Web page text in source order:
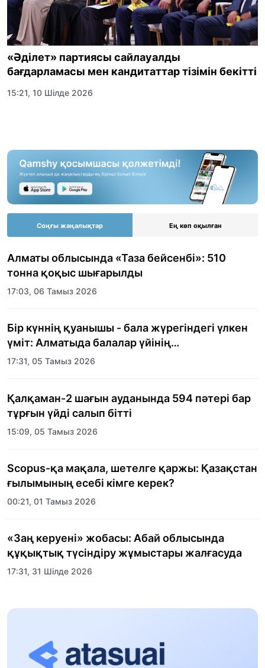
«Әділет» партиясы сайлауалды
бағдарламасы мен кандитаттар тізімін бекітті
15:21, 10 Шілде 2026
Соңғы жаңалықтар Ең көп оқылған
Алматы облысында «Таза бейсенбі»: 510
тонна қоқыс шығарылды
17:03, 06 Тамыз 2026
Бір күннің қуанышы - бала жүрегіндегі үлкен
үміт: Алматыда балалар үйінің
тәрбиеленушілеріне мерекелік күн
17:31, 05 Тамыз 2026
Қалқаман-2 шағын ауданында 594 пәтері бар
тұрғын үйді салып бітті
15:09, 05 Тамыз 2026
Scopus-қа мақала, шетелге қаржы: Қазақстан
ғылымының есебі кімге керек?
00:21, 01 Тамыз 2026
«Заң керуені» жобасы: Абай облысында
құқықтық түсіндіру жұмыстары жалғасуда
17:31, 31 Шілде 2026
Халықаралық «Формула-1 H2O» жарысын
13:13, 30 Шілде 2026